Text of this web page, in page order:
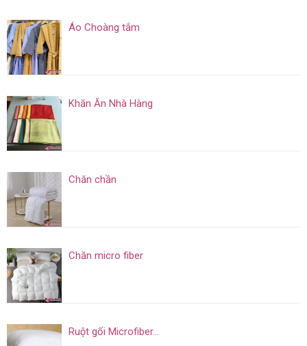
Áo Choàng tắm
Khăn Ăn Nhà Hàng
Chăn chần
Chăn micro fiber
Ruột gối Microfiber...